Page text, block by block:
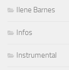
Ilene Barnes
Infos
Instrumental